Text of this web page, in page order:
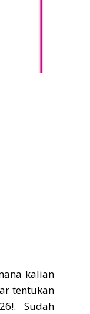
kalian
tentukan
Sudah